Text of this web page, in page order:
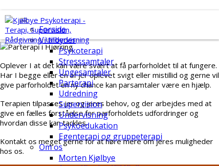
Forside
Vi tilbyder
Psykoterapi
Stresssamtaler
Ungesamtaler
Parterapi
Udredning
Supervision
Undervisning
Psykoedukation
Egenterapi og gruppeterapi
Om os
Morten Kjølbye
Parterapi
Oplever I at det kan være svært at få parforholdet til at fungere.
Har I begge eller en af jer oplevet svigt eller mistillid og gerne vil
give parforholdet en ny chance kan parsamtaler være en hjælp.
Terapien tilpasses jer og jeres behov, og der arbejdes med at
give en fælles forståelse for parforholdets udfordringer og
hvordan disse kan tackles.
Kontakt os meget gerne for at høre mere om jeres muligheder
hos os.